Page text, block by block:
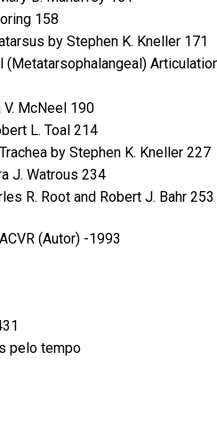
158
by Stephen K. Kneller 171
(Metatarsophalangeal)
V. McNeel 190
L. Toal 214
by Stephen K. Kneller 227
J. Watrous 234
R. Root and Robert J. Bahr 253
(Autor) -1993
pelo tempo